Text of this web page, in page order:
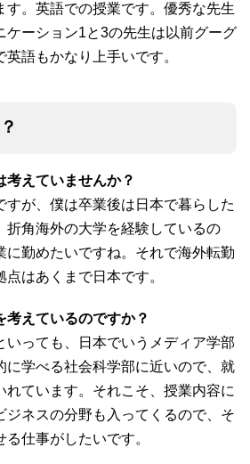
す。英語での授業です。優秀な先生
ケーション1と3の先生は以前グーグ
語もかなり上手いです。
考えていませんか？
すが、僕は卒業後は日本で暮らした
折角海外の大学を経験しているの
に勤めたいですね。それで海外転勤
はあくまで日本です。
考えているのですか？
いっても、日本でいうメディア学部
に学べる社会科学部に近いので、就
れています。それこそ、授業内容に
ジネスの分野も入ってくるので、そ
仕事がしたいです。